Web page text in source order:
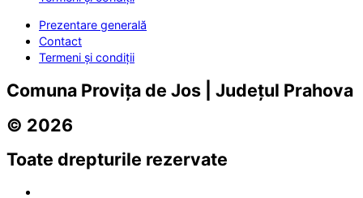
Prezentare generală
Contact
Termeni și condiții
Comuna Provița de Jos | Județul Prahova
© 2026
Toate drepturile rezervate